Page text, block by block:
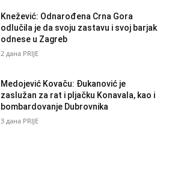
Knežević: Odnarođena Crna Gora
odlučila je da svoju zastavu i svoj barjak
odnese u Zagreb
2 дана PRIJE
Medojević Kovaču: Đukanović je
zaslužan za rat i pljačku Konavala, kao i
bombardovanje Dubrovnika
3 дана PRIJE